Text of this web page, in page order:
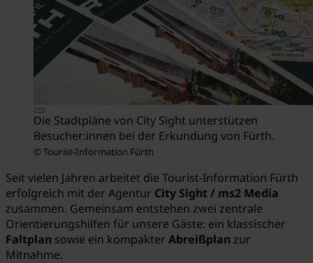
Die Stadtpläne von City Sight unterstützen
Besucher:innen bei der Erkundung von Fürth.
© Tourist-Information Fürth
Seit vielen Jahren arbeitet die Tourist-Information Fürth
erfolgreich mit der Agentur City Sight / ms2 Media
zusammen. Gemeinsam entstehen zwei zentrale
Orientierungshilfen für unsere Gäste: ein klassischer
Faltplan sowie ein kompakter Abreißplan zur
Mitnahme.